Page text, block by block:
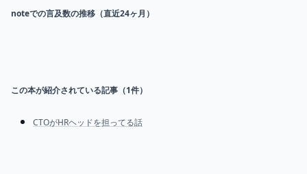
noteでの言及数の推移（直近24ヶ月）
この本が紹介されている記事（1件）
CTOがHRヘッドを担ってる話